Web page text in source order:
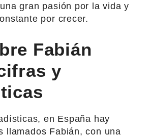
gran pasión por la vida y
por crecer.
Fabián
y
en España hay
llamados Fabián, con una